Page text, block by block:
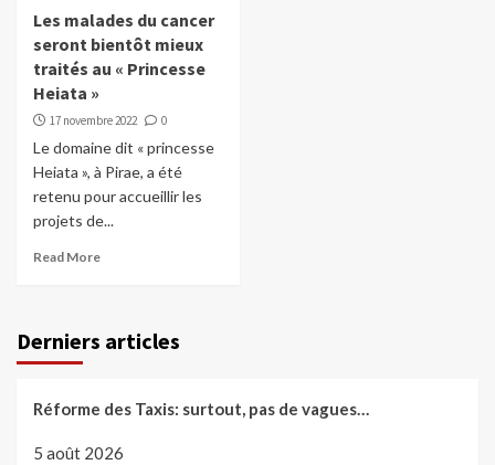
Les malades du cancer
seront bientôt mieux
traités au « Princesse
Heiata »
17 novembre 2022 0
Le domaine dit « princesse
Heiata », à Pirae, a été
retenu pour accueillir les
projets de...
Read More
Derniers articles
Réforme des Taxis: surtout, pas de vagues…
5 août 2026